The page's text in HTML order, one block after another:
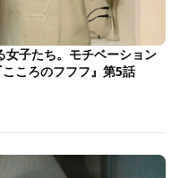
女子たち。モチベーション
ころのフフフ』第5話